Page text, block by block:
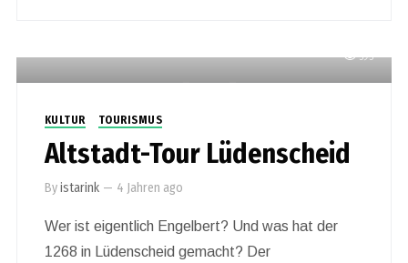
595
KULTUR TOURISMUS
Altstadt-Tour Lüdenscheid
Byistarink — 4 Jahren ago
Wer ist eigentlich Engelbert? Und was hat der
1268 in Lüdenscheid gemacht? Der